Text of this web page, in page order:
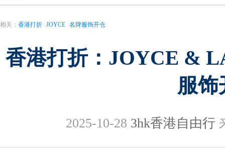
相关： 香港打折 JOYCE 名牌服饰开仓
香港打折：JOYCE &
服饰
2025-10-28 3hk香港自由行